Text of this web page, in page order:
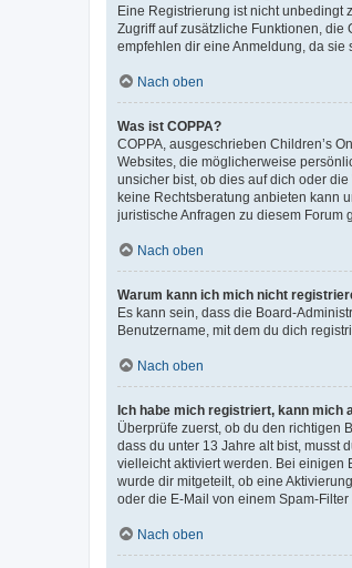
Eine Registrierung ist nicht unbedingt
Zugriff auf zusätzliche Funktionen, die
empfehlen dir eine Anmeldung, da sie
Nach oben
Was ist COPPA?
COPPA, ausgeschrieben Children’s
Websites, die möglicherweise
unsicher bist, ob dies auf dich oder
keine Rechtsberatung anbieten kann
juristische Anfragen zu diesem Forum
Nach oben
Warum kann ich mich nicht
Es kann sein, dass die Board-
Benutzername, mit dem du dich
Nach oben
Ich habe mich registriert, kann mich
Überprüfe zuerst, ob du den richtigen
dass du unter 13 Jahre alt bist, musst
vielleicht aktiviert werden. Bei einigen
wurde dir mitgeteilt, ob eine
oder die E-Mail von einem Spam-
Nach oben